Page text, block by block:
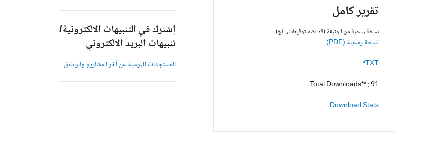
تقرير كامل
نسخة رسمية من الوثيقة (قد تضم توقيعات، الخ)
نسخة رسمية (PDF)
TXT*
Total Downloads** : 91
Download Stats
إشترك في التنبيهات الالكترونية/
تنبيهات البريد الالكتروني
المستجدات اليومية عن آخر المشاريع والوثائق